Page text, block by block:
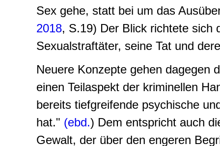
Sex gehe, statt bei um das
2018, S.19) Der Blick richtete sich
Sexualstraftäter, seine Tat und
Neuere Konzepte gehen dagegen
einen Teilaspekt der kriminellen
bereits tiefgreifende psychische
hat." (ebd.) Dem entspricht auch
Gewalt, der über den engeren